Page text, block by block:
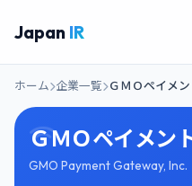
Japan IR
ホーム 企業一覧 ＧＭＯペイメ
ＧＭＯペイメン
GMO Payment Gateway, Inc.